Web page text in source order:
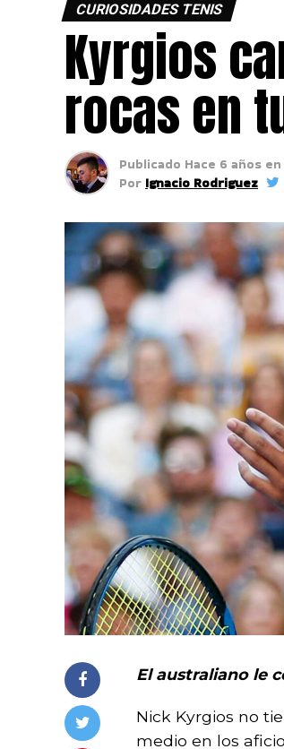
CURIOSIDADES TENIS
Kyrgios
rocas en
Publicado Hace 6 años en
Por Ignacio Rodriguez
El australiano le
Nick Kyrgios no
medio en los